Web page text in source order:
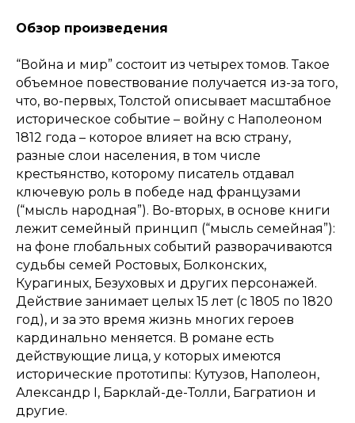
Обзор произведения
“Война и мир” состоит из четырех томов. Такое
объемное повествование получается из-за того,
что, во-первых, Толстой описывает масштабное
историческое событие – войну с Наполеоном
1812 года – которое влияет на всю страну,
разные слои населения, в том числе
крестьянство, которому писатель отдавал
ключевую роль в победе над французами
(“мысль народная”). Во-вторых, в основе книги
лежит семейный принцип (“мысль семейная”):
на фоне глобальных событий разворачиваются
судьбы семей Ростовых, Болконских,
Курагиных, Безуховых и других персонажей.
Действие занимает целых 15 лет (с 1805 по 1820
год), и за это время жизнь многих героев
кардинально меняется. В романе есть
действующие лица, у которых имеются
исторические прототипы: Кутузов, Наполеон,
Александр I, Барклай-де-Толли, Багратион и
другие.